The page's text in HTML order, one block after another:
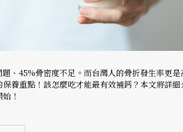
、45%骨密度不足。而台灣人的骨折發生率更
養重點！該怎麼吃才能最有效補鈣？本文將詳
！